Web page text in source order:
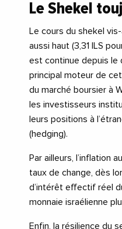
Le Shekel
Le cours du shekel
aussi haut (3,31 ILS
est continue depuis le
principal moteur de
du marché boursier à
les investisseurs
leurs positions à
(hedging).
Par ailleurs, l’inflation
taux de change, dès
d’intérêt effectif réel
monnaie israélienne
Enfin, la résilience du